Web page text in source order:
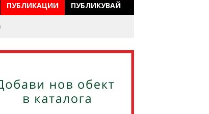
ПУБЛИКАЦИИ ПУБЛИКУВАЙ